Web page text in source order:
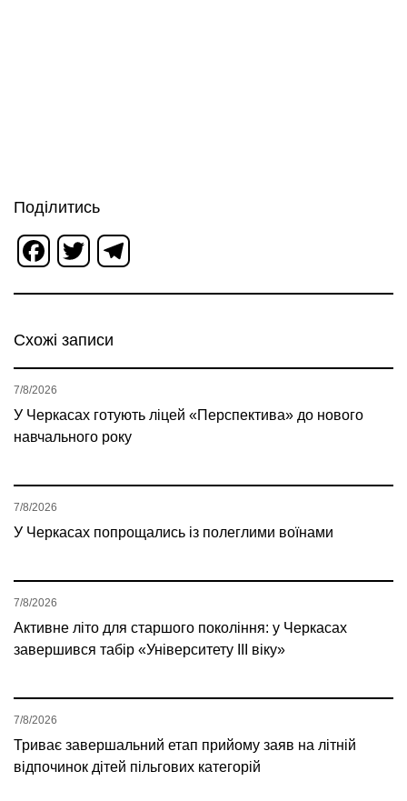
Поділитись
Facebook
Twitter
Схожі записи
У Черкасах готують ліцей «Перспектива» до нового
навчального року
7/8/2026
У Черкасах попрощались із полеглими воїнами
7/8/2026
Активне літо для старшого покоління: у Черкасах
завершився табір «Університету ІІІ віку»
7/8/2026
Триває завершальний етап прийому заяв на літній
відпочинок дітей пільгових категорій
7/8/2026